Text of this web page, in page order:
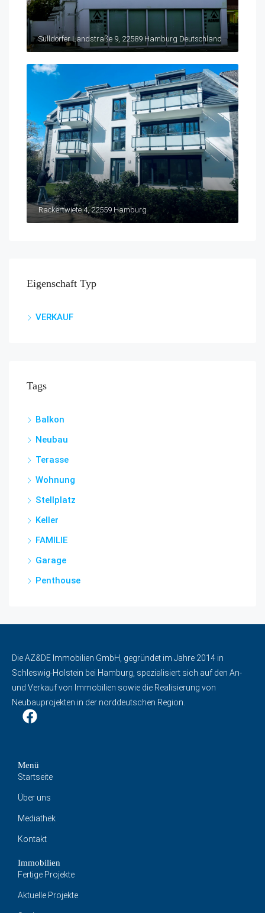
Sülldorfer Landstraße 9, 22589 Hamburg Deutschland
Rackertwiete 4, 22559 Hamburg
Eigenschaft Typ
VERKAUF
Tags
Balkon
Neubau
Terasse
Wohnung
Stellplatz
Keller
FAMILIE
Garage
Penthouse
Die AZ&DE Immobilien GmbH, gegründet im Jahre 2014 in
Schleswig-Holstein bei Hamburg, spezialisiert sich auf den An-
und Verkauf von Immobilien sowie die Realisierung von
Neubauprojekten in der norddeutschen Region.
Menü
Startseite
Über uns
Mediathek
Kontakt
Immobilien
Fertige Projekte
Aktuelle Projekte